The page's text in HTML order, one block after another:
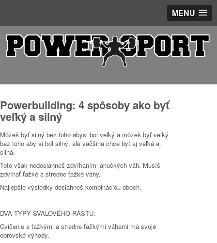
MENU
Powerbuilding: 4 spôsoby ako byť
veľký a silný
Môžeš byť silný bez toho abysi bol veľký a môžeš byť veľký
bez toho aby si bol silný, ale väčšina chce byť aj veľká aj
silná.
Toto však nedosiahneš zdvíhaním ľahučkých váh. Musíš
zdvíhať ťažké a stredne ťažké váhy.
Najlepšie výsledky dosiahneš kombináciou oboch.
DVA TYPY SVALOVÉHO RASTU:
Cvičenie s ťažkými a stredne ťažkými váhami má svoje
obrovské výhody.